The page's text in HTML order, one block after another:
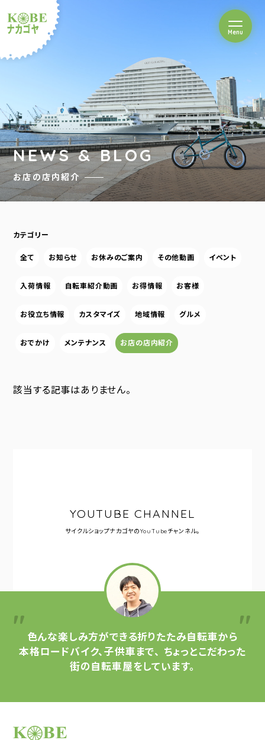
ルショップナカゴヤ
Menuを開閉
NEWS & BLOG
お店の店内紹介
カテゴリー
全て お知らせ お休みのご案内 その他動画 イベント
入荷情報 自転車紹介動画 お得情報 お客様
お役立ち情報 カスタマイズ 地域情報 グルメ
おでかけ メンテナンス お店の店内紹介
該当する記事はありません。
YOUTUBE CHANNEL
サイクルショップナカゴヤのYouTubeチャンネル。
色んな楽しみ方ができる折りたたみ自転車から
本格ロードバイク、子供車まで、 ちょっとこだわった
街の自転車屋をしています。
サイクルショップナカゴヤ